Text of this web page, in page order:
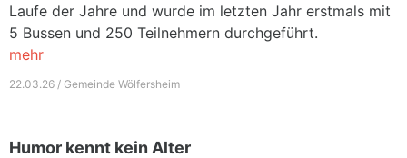
Laufe der Jahre und wurde im letzten Jahr erstmals mit
5 Bussen und 250 Teilnehmern durchgeführt.
mehr
22.03.26 / Gemeinde Wölfersheim
Humor kennt kein Alter